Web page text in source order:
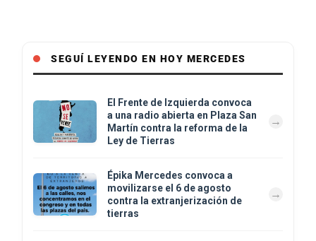
SEGUÍ LEYENDO EN HOY MERCEDES
El Frente de Izquierda convoca
a una radio abierta en Plaza San
Martín contra la reforma de la
Ley de Tierras
Épika Mercedes convoca a
movilizarse el 6 de agosto
contra la extranjerización de
tierras